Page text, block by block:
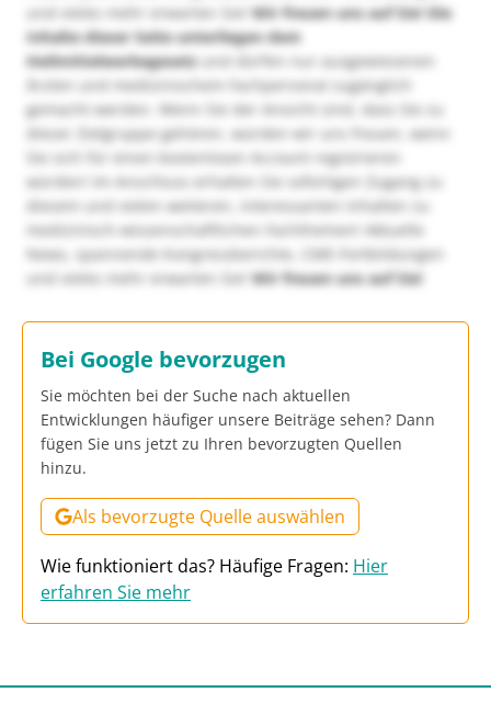
und vieles mehr erwarten Sie!Wir freuen uns auf Sie! Die
Inhalte dieser Seite unterliegen dem
Heilmittelwerbegesetzund dürfen nur ausgewiesenen
Ärzten und medizinischem Fachpersonal zugänglich
gemacht werden. Wenn Sie der Ansicht sind, dass Sie zu
dieser Zielgruppe gehören, würden wir uns freuen, wenn
Sie sich für einen kostenlosen Account registrieren
würden! Im Anschluss erhalten Sie sofortigen Zugang zu
diesem und vielen weiteren, interessanten Inhalten zu
medizinisch-wissenschaftlichen Fachthemen! Aktuelle
News, spannende Kongressberichte, CME-Fortbildungen
und vieles mehr erwarten Sie!Wir freuen uns auf Sie!
Bei Google bevorzugen
Sie möchten bei der Suche nach aktuellen
Entwicklungen häufiger unsere Beiträge sehen? Dann
fügen Sie uns jetzt zu Ihren bevorzugten Quellen
hinzu.
Als bevorzugte Quelle auswählen
Wie funktioniert das? Häufige Fragen: Hier
erfahren Sie mehr